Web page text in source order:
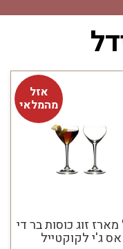
אזל
מהמלאי
מארז זוג כוסות בר די
אס ג'י לקוקטייל